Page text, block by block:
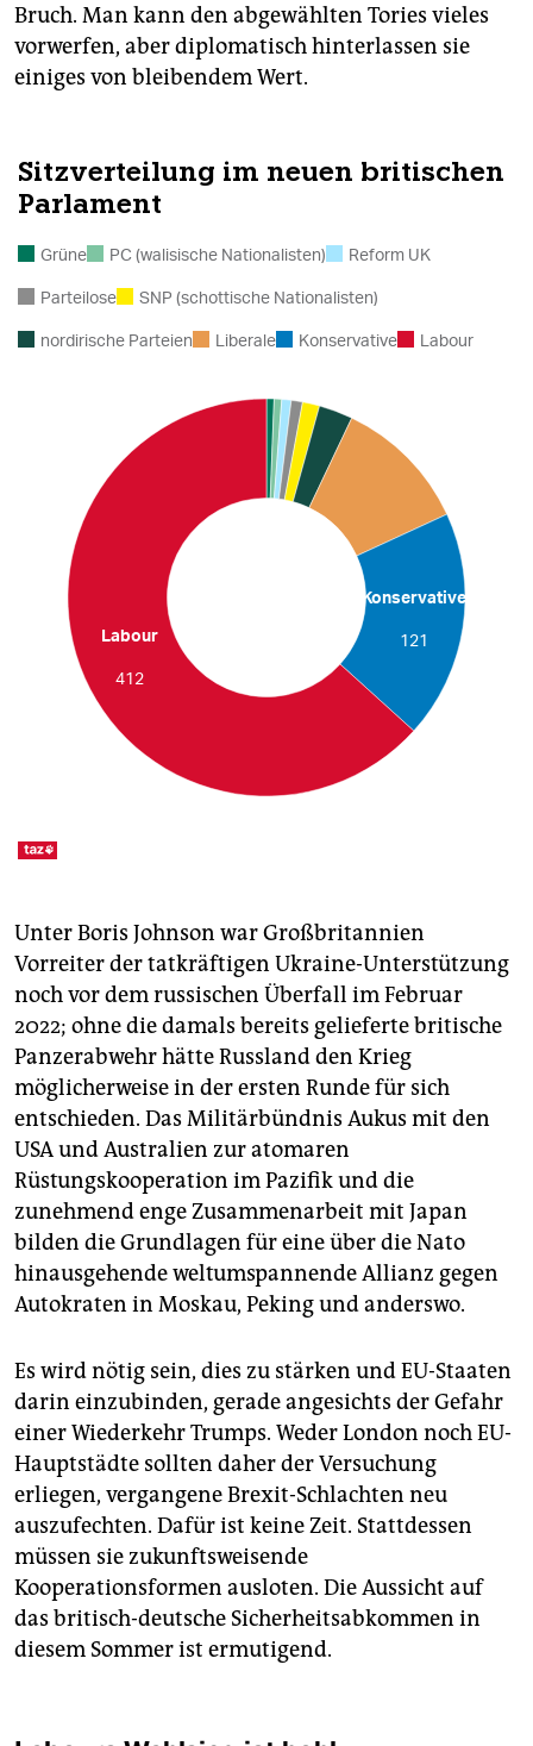
Bruch. Man kann den abgewählten Tories vieles
vorwerfen, aber diplomatisch hinterlassen sie
einiges von bleibendem Wert.
Unter Boris Johnson war Großbritannien
Vorreiter der tatkräftigen Ukraine-Unterstützung
noch vor dem russischen Überfall im Februar
2022; ohne die damals bereits gelieferte britische
Panzerabwehr hätte Russland den Krieg
möglicherweise in der ersten Runde für sich
entschieden. Das Militärbündnis Aukus mit den
USA und Australien zur atomaren
Rüstungskooperation im Pazifik und die
zunehmend enge Zusammenarbeit mit Japan
bilden die Grundlagen für eine über die Nato
hinausgehende weltumspannende Allianz gegen
Autokraten in Moskau, Peking und anderswo.
Es wird nötig sein, dies zu stärken und EU-Staaten
darin einzubinden, gerade angesichts der Gefahr
einer Wiederkehr Trumps. Weder London noch EU-
Hauptstädte sollten daher der Versuchung
erliegen, vergangene Brexit-Schlachten neu
auszufechten. Dafür ist keine Zeit. Stattdessen
müssen sie zukunftsweisende
Kooperationsformen ausloten. Die Aussicht auf
das britisch-deutsche Sicherheitsabkommen in
diesem Sommer ist ermutigend.